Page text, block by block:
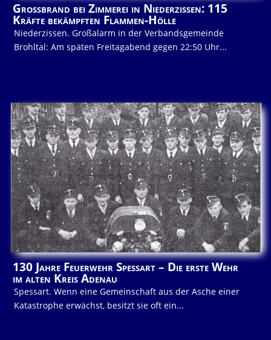
Großbrand bei Zimmerei in Niederzissen: 115
Kräfte bekämpften Flammen-Hölle
Niederzissen. Großalarm in der Verbandsgemeinde
Brohltal: Am späten Freitagabend gegen 22:50 Uhr...
130 Jahre Feuerwehr Spessart – Die erste Wehr
im alten Kreis Adenau
Spessart. Wenn eine Gemeinschaft aus der Asche einer
Katastrophe erwächst, besitzt sie oft ein...